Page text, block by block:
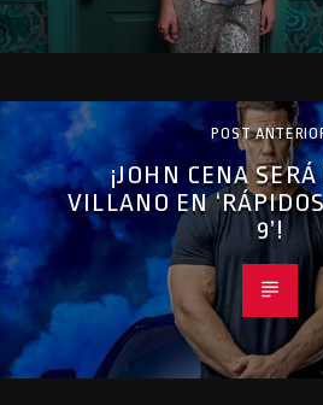
POST
¡JOHN CENA
VILLANO EN
9’!